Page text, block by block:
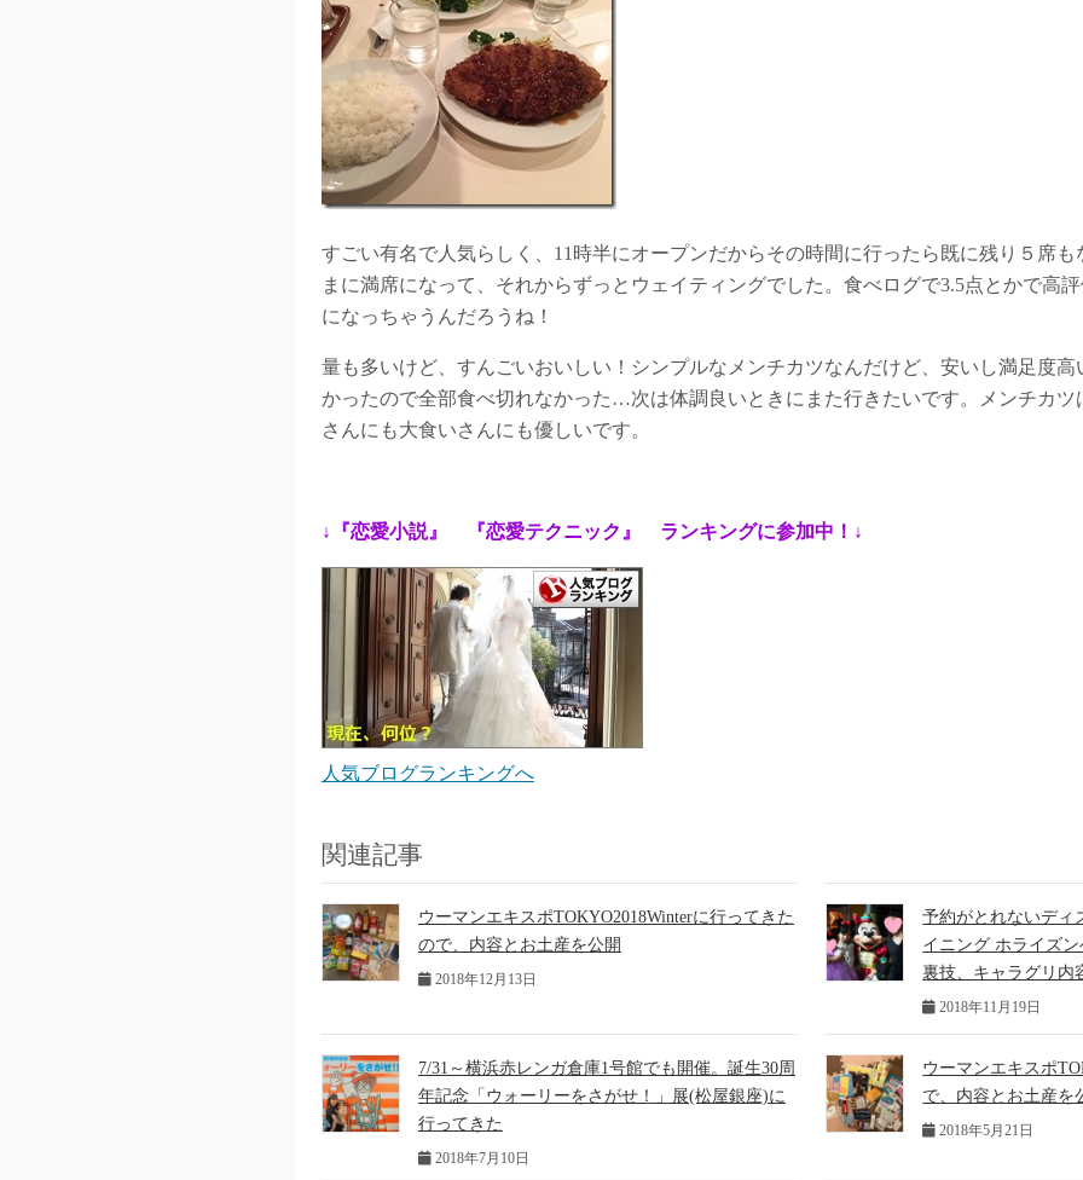
すごい有名で人気らしく、11時半にオープンだからその時間に行ったら既に残り５席
まに満席になって、それからずっとウェイティングでした。食べログで3.5点とかで高
になっちゃうんだろうね！
量も多いけど、すんごいおいしい！シンプルなメンチカツなんだけど、安いし満足度
かったので全部食べ切れなかった…次は体調良いときにまた行きたいです。メンチカ
さんにも大食いさんにも優しいです。
↓『恋愛小説』 『恋愛テクニック』 ランキングに参加中！ ↓
人気ブログランキングへ
関連記事
ウーマンエキスポTOKYO2018Winterに行ってきた
ので、内容とお土産を公開
2018年12月13日
予約がとれないディ
イニング ホライズ
裏技、キャラグリ内
2018年11月19日
7/31～横浜赤レンガ倉庫1号館でも開催。誕生30周
年記念「ウォーリーをさがせ！」展(松屋銀座)に
行ってきた
2018年7月10日
ウーマンエキスポ
で、内容とお土産を
2018年5月21日